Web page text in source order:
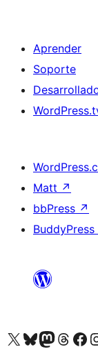
Aprender
Soporte
Matt ↗
bbPress ↗
BuddyPress
Visita nuestra cuenta de X (anteriormente Twitter)
Visit our Bluesky account
Visit our Mastodon
Visit ourVisita